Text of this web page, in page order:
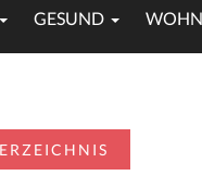
GESUND